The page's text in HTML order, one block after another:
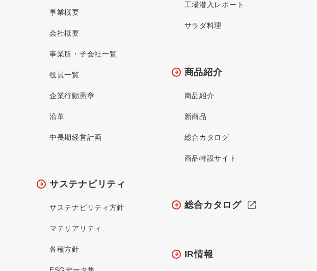
事業概要
会社概要
事業所・子会社一覧
役員一覧
企業行動憲章
沿革
中長期経営計画
サステナビリティ
サステナビリティ方針
マテリアリティ
各種方針
工場潜入レポート
サラダ料理
商品紹介
商品紹介
新商品
総合カタログ
商品特設サイト
総合カタログ
IR情報